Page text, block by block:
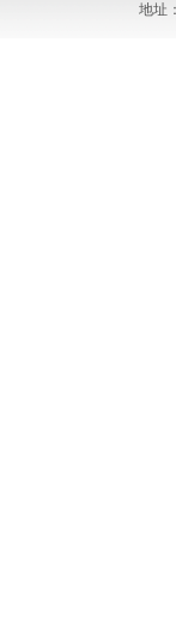
地址